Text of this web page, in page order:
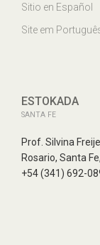
Sitio en Español
Site em
ESTOKADA
SANTA FE
Prof. Silvina Freije
Rosario, Santa
+54 (341) 692-